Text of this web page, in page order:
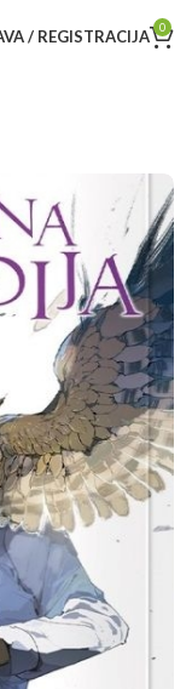
/ REGISTRACIJA 0